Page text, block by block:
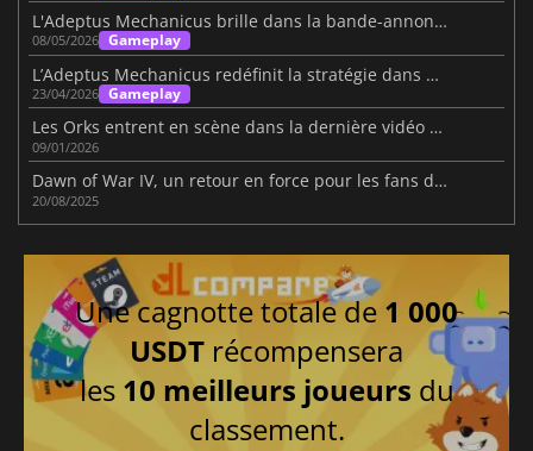
L'Adeptus Mechanicus brille dans la bande-annonce de Dawn of War 4
08/05/2026 Gameplay
L’Adeptus Mechanicus redéfinit la stratégie dans Dawn of War IV
23/04/2026 Gameplay
Les Orks entrent en scène dans la dernière vidéo de Dawn of War IV
09/01/2026
Dawn of War IV, un retour en force pour les fans de stratégie
20/08/2025
Une cagnotte totale de 1 000
USDT récompensera
les 10 meilleurs joueurs du
classement.